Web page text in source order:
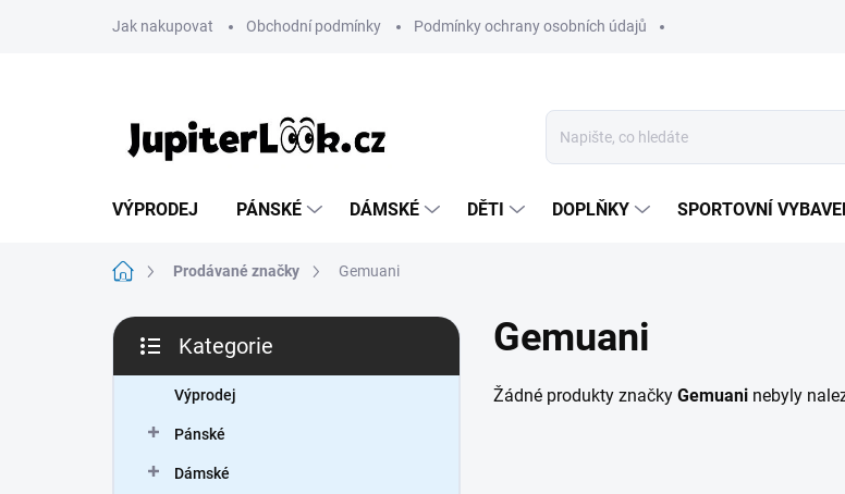
Jak nakupovat Obchodní podmínky Podmínky ochrany osobních údajů
VÝPRODEJ PÁNSKÉ DÁMSKÉ DĚTI DOPLŇKY SPORTOVNÍ
Domů Prodávané značky Gemuani
P
s
kategorie
Kategorie
Výprodej
Pánské
Dámské
Gemuani
Žádné produkty značky Gemuani nebyly